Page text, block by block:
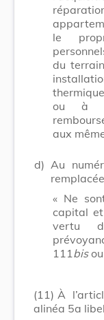
le
du
ou à
aux
d) Au
« Ne
capital
vertu
111 bisou
(11) À
alinéa 5a